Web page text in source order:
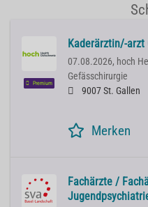
Premium
Kaderärztin/-arzt
07.08.2026, hoch
Gefässchirurgie
9007 St. Gallen
Merken
Fachärzte /